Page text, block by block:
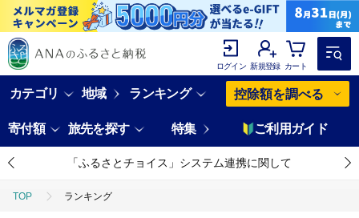
ログイン 新規登録 カート
カテゴリ 地域 ランキング 控除額を調べる
寄付額 旅先を探す 特集 ご利用ガイド
「ふるさとチョイス」システム連携に関して
TOP ランキング